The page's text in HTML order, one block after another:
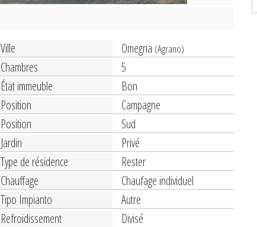
Ville Omegna (Agrano)
Chambres
5
État immeuble
Bon
Position
Campagne
Position
Sud
Jardin
Privé
Type de résidence
Rester
Chauffage
Chaufage individuel
Tipo Impianto
Autre
Refroidissement
Divisé